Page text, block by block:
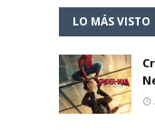
LO MÁS VISTO